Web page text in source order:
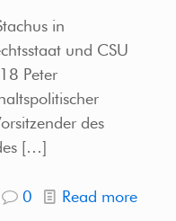
in
und CSU
Peter
des
[…]
0 Read more